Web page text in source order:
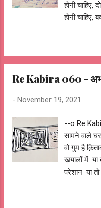
होनी चाहिए,
होनी चाहिए,
इशारों में
मिलने का
होनी चाहिए
हँसना
में ग़लतफ़हमी
होना चाहिए
खाव्हिशें
होनी चाहिए,
आशुतोष
061 o--
Re Kabira 060 -
- November 19, 2021
--o Re
सामने वाले
वो गुम है
ख़यालों में या
परेशान या
सोया नहीं